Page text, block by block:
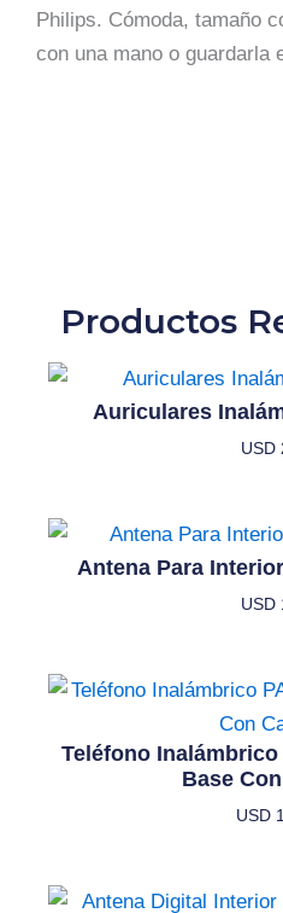
Philips. Cómoda, tamaño
con una mano o guardarla
Productos
Auriculares
USD
Antena Para
USD
Teléfono Inalámbrico
Base
USD